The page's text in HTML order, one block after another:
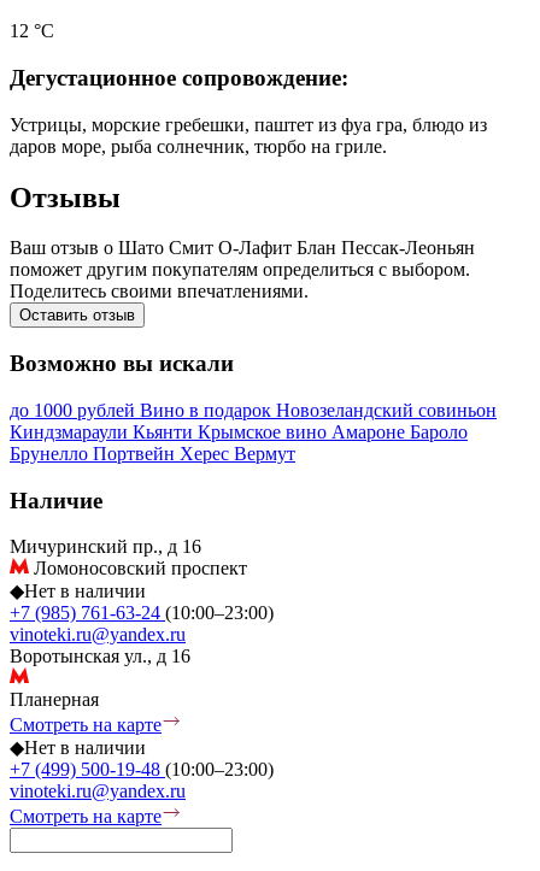
12 °С
Дегустационное сопровождение:
Устрицы, морские гребешки, паштет из фуа гра, блюдо из
даров море, рыба солнечник, тюрбо на гриле.
Отзывы
Ваш отзыв о Шато Смит О-Лафит Блан Пессак-Леоньян
поможет другим покупателям определиться с выбором.
Поделитесь своими впечатлениями.
Оставить отзыв
Возможно вы искали
до 1000 рублей Вино в подарок Новозеландский совиньон
Киндзмараули Кьянти Крымское вино Амароне Бароло
Брунелло Портвейн Херес Вермут
Наличие
Мичуринский пр., д 16
Ломоносовский проспект
◆Нет в наличии
+7 (985) 761-63-24 (10:00–23:00)
vinoteki.ru@yandex.ru
Воротынская ул., д 16
Планерная
Смотреть на карте
◆Нет в наличии
+7 (499) 500-19-48 (10:00–23:00)
vinoteki.ru@yandex.ru
Смотреть на карте